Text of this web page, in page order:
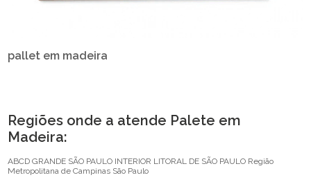
pallet em madeira
Regiões onde a atende Palete em
Madeira:
ABCD GRANDE SÃO PAULO INTERIOR LITORAL DE SÃO PAULO Região
Metropolitana de Campinas São Paulo